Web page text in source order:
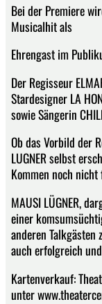
Bei der Premiere
Musicalhit als
Ehrengast im
Der Regisseur
Stardesigner LA
sowie Sängerin
Ob das Vorbild der
LUGNER selbst
Kommen noch
MAUSI LÜGNER,
einer
anderen
auch erfolgreich
Kartenverkauf:
unter